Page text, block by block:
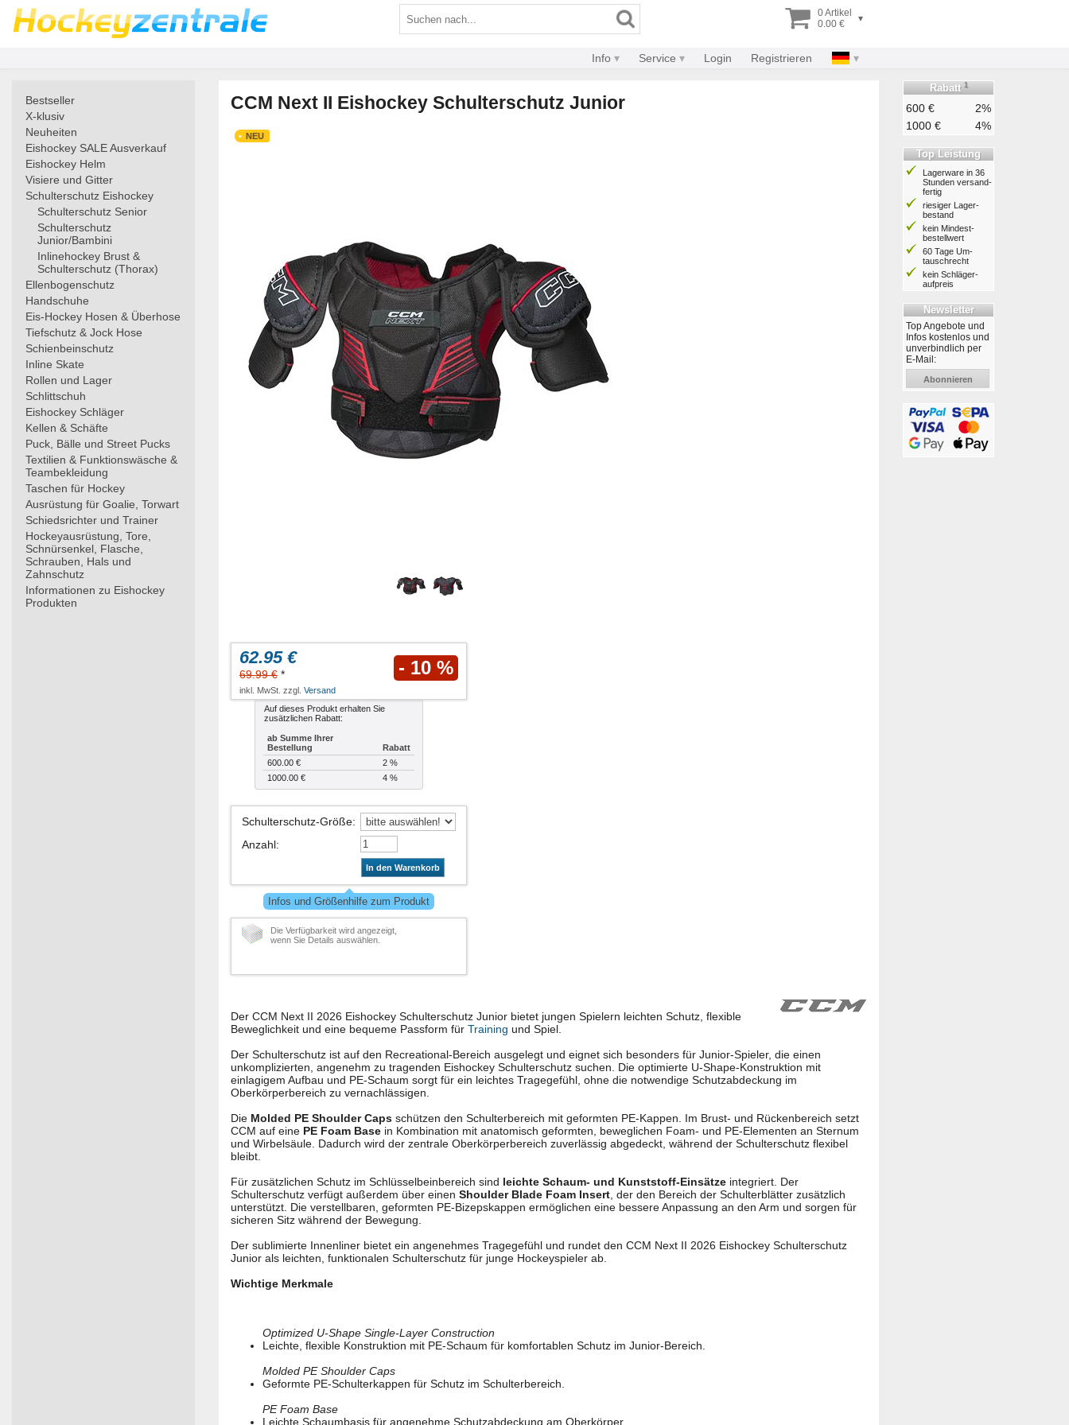
0 Artikel
0.00 €
▾
Info Service Login Registrieren
Bestseller
X-klusiv
Neuheiten
Eishockey SALE Ausverkauf
Eishockey Helm
Visiere und Gitter
Schulterschutz Eishockey
Schulterschutz Senior
Schulterschutz
Junior/Bambini
Inlinehockey Brust &
Schulterschutz (Thorax)
Ellenbogenschutz
Handschuhe
Eis-Hockey Hosen & Überhose
Tiefschutz & Jock Hose
Schienbeinschutz
Inline Skate
Rollen und Lager
Schlittschuh
Eishockey Schläger
Kellen & Schäfte
Puck, Bälle und Street Pucks
Textilien & Funktionswäsche &
Teambekleidung
Taschen für Hockey
Ausrüstung für Goalie, Torwart
Schiedsrichter und Trainer
Hockeyausrüstung, Tore,
Schnürsenkel, Flasche,
Schrauben, Hals und
Zahnschutz
Informationen zu Eishockey
Produkten
CCM Next II Eishockey Schulterschutz Junior
NEU
62.95 €
69.99 € * - 10 %
inkl. MwSt. zzgl. Versand
Auf dieses Produkt erhalten Sie
zusätzlichen Rabatt:
ab Summe Ihrer
Bestellung
Rabatt
600.00 €
2 %
1000.00 €
4 %
Schulterschutz-Größe:
Anzahl:
In den Warenkorb
Infos und Größenhilfe zum Produkt
Die Verfügbarkeit wird angezeigt,
wenn Sie Details auswählen.
Der CCM Next II 2026 Eishockey Schulterschutz Junior bietet jungen Spielern leichten Schutz, flexible
Beweglichkeit und eine bequeme Passform für Training und Spiel.
Der Schulterschutz ist auf den Recreational-Bereich ausgelegt und eignet sich besonders für Junior-Spieler, die einen
unkomplizierten, angenehm zu tragenden Eishockey Schulterschutz suchen. Die optimierte U-Shape-Konstruktion mit
einlagigem Aufbau und PE-Schaum sorgt für ein leichtes Tragegefühl, ohne die notwendige Schutzabdeckung im
Oberkörperbereich zu vernachlässigen.
Die Molded PE Shoulder Caps schützen den Schulterbereich mit geformten PE-Kappen. Im Brust- und Rückenbereich setzt
CCM auf eine PE Foam Base in Kombination mit anatomisch geformten, beweglichen Foam- und PE-Elementen an Sternum
und Wirbelsäule. Dadurch wird der zentrale Oberkörperbereich zuverlässig abgedeckt, während der Schulterschutz flexibel
bleibt.
Für zusätzlichen Schutz im Schlüsselbeinbereich sind leichte Schaum- und Kunststoff-Einsätze integriert. Der
Schulterschutz verfügt außerdem über einen Shoulder Blade Foam Insert, der den Bereich der Schulterblätter zusätzlich
unterstützt. Die verstellbaren, geformten PE-Bizepskappen ermöglichen eine bessere Anpassung an den Arm und sorgen für
sicheren Sitz während der Bewegung.
Der sublimierte Innenliner bietet ein angenehmes Tragegefühl und rundet den CCM Next II 2026 Eishockey Schulterschutz
Junior als leichten, funktionalen Schulterschutz für junge Hockeyspieler ab.
Wichtige Merkmale
Optimized U-Shape Single-Layer Construction
Leichte, flexible Konstruktion mit PE-Schaum für komfortablen Schutz im Junior-Bereich.
Molded PE Shoulder Caps
Geformte PE-Schulterkappen für Schutz im Schulterbereich.
PE Foam Base
Leichte Schaumbasis für angenehme Schutzabdeckung am Oberkörper.
Rabatt 1
600 €
2%
1000 €
4%
Top Leistung
Lagerware in 36
Stunden ver­sand­
fertig
riesiger Lager­
bestand
kein Mindest­
bestell­wert
60 Tage Um­
tausch­recht
kein Schläger­
aufpreis
Newsletter
Top Angebote und
Infos kostenlos und
unverbindlich per
E-Mail:
Abonnieren